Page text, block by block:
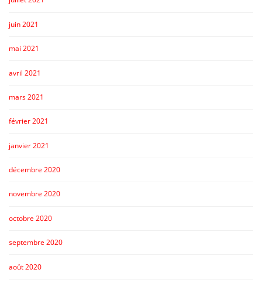
juin 2021
mai 2021
avril 2021
mars 2021
février 2021
janvier 2021
décembre 2020
novembre 2020
octobre 2020
septembre 2020
août 2020